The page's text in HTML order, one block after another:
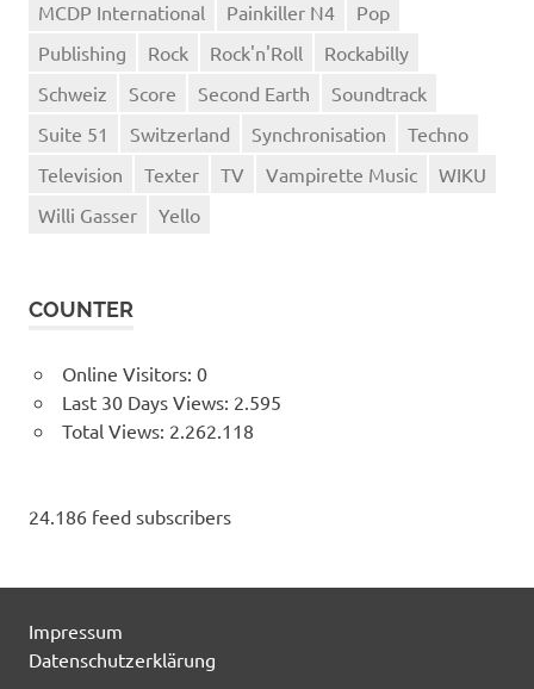
MCDP International
Painkiller N4
Pop
Publishing
Rock Rock'n'Roll
Rockabilly
Schweiz
Score Second Earth
Soundtrack
Suite 51
Switzerland Synchronisation
Techno
Television
Texter TV Vampirette Music
WIKU
Willi Gasser
Yello
COUNTER
Online Visitors: 0
Last 30 Days Views: 2.595
Total Views: 2.262.118
24.186 feed subscribers
Impressum
Datenschutzerklärung